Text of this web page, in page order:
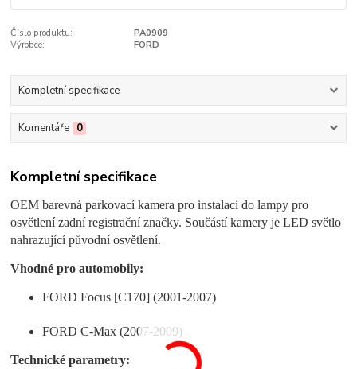
Číslo produktu:
PA0909
Výrobce:
FORD
Kompletní specifikace
Komentáře 0
Kompletní specifikace
OEM barevná parkovací kamera pro instalaci do lampy pro
osvětlení zadní registrační značky. Součástí kamery je LED světlo
nahrazující původní osvětlení.
Vhodné pro automobily:
FORD Focus [C170] (2001-2007)
FORD C-Max (2007-2009)
Technické parametry: